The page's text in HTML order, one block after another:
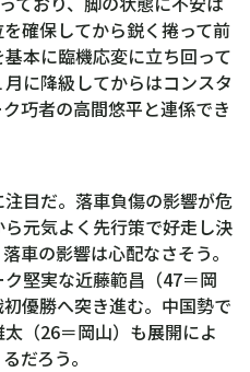
確保してから鋭く捲って前
本に臨機応変に立ち回って
に降級してからはコンスタ
巧者の高間悠平と連係でき
目だ。落車負傷の影響が危
元気よく先行策で好走し決
車の影響は心配なさそう。
堅実な近藤範昌（47＝岡
優勝へ突き進む。中国勢で
（26＝岡山）も展開によ
だろう。